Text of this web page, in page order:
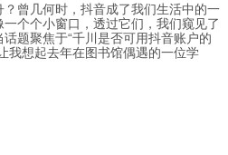
曾几何时，抖音成了我们生活中的一
个个小窗口，透过它们，我们窥见了
题聚焦于“千川是否可用抖音账户的
我想起去年在图书馆偶遇的一位学